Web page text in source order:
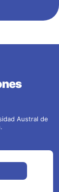
Austral de